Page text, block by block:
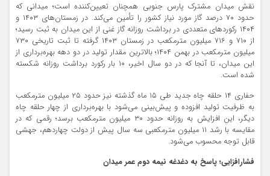
نقش میدان مشترک پارس جنوبی همچنان تعیین‌کننده است؛ میدانی که
حدود ۷۰ درصد گاز مورد نیاز کشور را تأمین می‌کند. در زمستان‌های ۱۴۰۳ و
۱۴۰۴ رکوردهای متعددی در برداشت روزانه گاز غنی از این میدان به ثبت رسید؛
از ۷۱۰ و ۷۱۶ میلیون مترمکعب در زمستان ۱۴۰۳ گرفته تا ثبت تاریخی ۷۳۰
میلیون مترمکعب در بهمن‌ ۱۴۰۴؛ بالاترین مقدار تولید در دو دهه بهره‌برداری از
این میدان، تا آنجا که در دو سال اخیر، ۱۰ بار رکورد برداشت روزانه شکسته
شده است.
حفاری ۱۴ حلقه چاه جدید طی ۱۵ ماه گذشته نیز حدود ۲۵ میلیون مترمکعب
به ظرفیت تولید افزوده و پیش‌بینی می‌شود با بهره‌برداری از چهار حلقه چاه
دیگر، این افزایش به روزانه حدود ۳۰ میلیون مترمکعب برسد؛ رقمی که در
مقایسه با رشد ۱۱ میلیون مترمکعبی سه سال پیش از دولت چهاردهم، جهشی
قابل توجه محسوب می‌شود.
فشارافزایی؛ پاسخ به دغدغه نیمه دوم عمر میدان